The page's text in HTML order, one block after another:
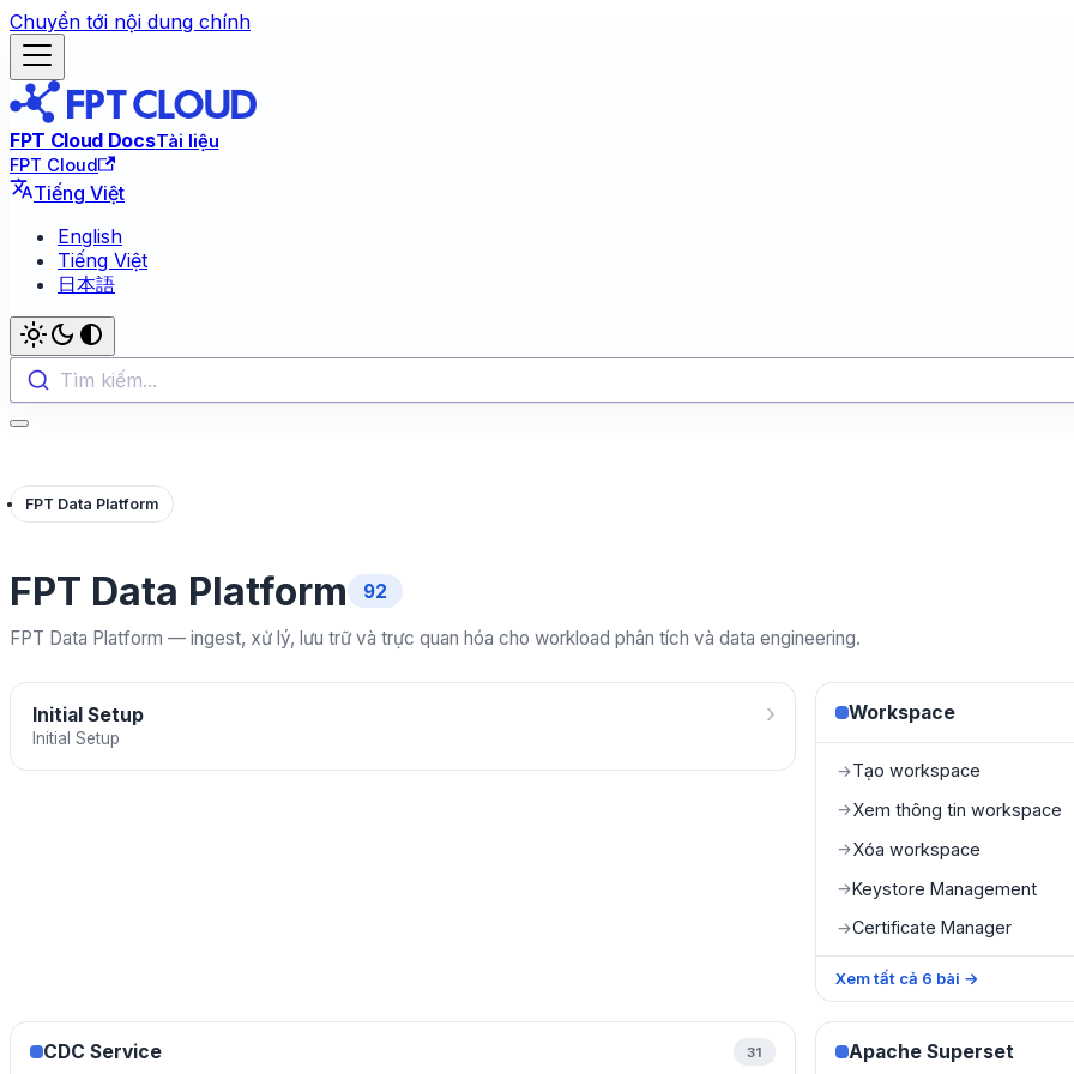
Chuyển tới nội dung chính
FPT Cloud DocsTài liệu
FPT Cloud
Tiếng Việt
English
Tiếng Việt
日本語
Tìm kiếm...
FPT Data Platform
FPT Data Platform 92
FPT Data Platform — ingest, xử lý, lưu trữ và trực quan hóa cho workload phân tích và data engineering.
Initial Setup
Initial Setup
› Workspace
→Tạo workspace
→Xem thông tin workspace
→Xóa workspace
→Keystore Management
→Certificate Manager
Xem tất cả 6 bài →
CDC Service 31 Apache Superset